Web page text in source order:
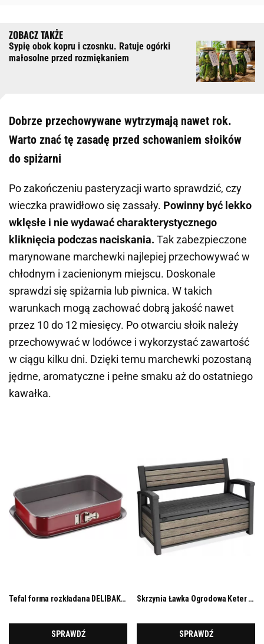
Sypię obok kopru i czosnku. Ratuje ogórki
małosolne przed rozmiękaniem
Dobrze przechowywane wytrzymają nawet rok.
Warto znać tę zasadę przed schowaniem słoików
do spiżarni
Po zakończeniu pasteryzacji warto sprawdzić, czy
wieczka prawidłowo się zassały. Powinny być lekko
wklęsłe i nie wydawać charakterystycznego
kliknięcia podczas naciskania. Tak zabezpieczone
marynowane marchewki najlepiej przechowywać w
chłodnym i zacienionym miejscu. Doskonale
sprawdzi się spiżarnia lub piwnica. W takich
warunkach mogą zachować dobrą jakość nawet
przez 10 do 12 miesięcy. Po otwarciu słoik należy
przechowywać w lodówce i wykorzystać zawartość
w ciągu kilku dni. Dzięki temu marchewki pozostaną
jędrne, aromatyczne i pełne smaku aż do ostatniego
kawałka.